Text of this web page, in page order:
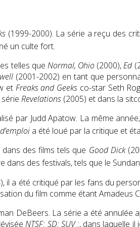
(1999-2000). La série a reçu des
un culte fort.
telles que Normal, Ohio (2000),Ed
(2001-2002) en tant que
et Freaks and Geeks co-star Seth
Revelations (2005) et dans la
par Judd Apatow. La même
a été loué par la critique et
des films tels que Good Dick
des festivals, tels que le
il a été critiqué par les fans du
du film comme étant Amadeus
DeBeers. La série a été annulée
NTSF: SD: SUV :, dans laquelle il